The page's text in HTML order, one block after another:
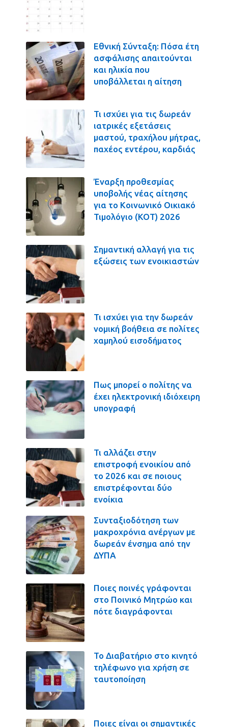
Εθνική Σύνταξη: Πόσα έτη
ασφάλισης απαιτούνται
και ηλικία που
υποβάλλεται η αίτηση
Τι ισχύει για τις δωρεάν
ιατρικές εξετάσεις
μαστού, τραχήλου μήτρας,
παχέος εντέρου, καρδιάς
Έναρξη προθεσμίας
υποβολής νέας αίτησης
για το Κοινωνικό Οικιακό
Τιμολόγιο (ΚΟΤ) 2026
Σημαντική αλλαγή για τις
εξώσεις των ενοικιαστών
Τι ισχύει για την δωρεάν
νομική βοήθεια σε πολίτες
χαμηλού εισοδήματος
Πως μπορεί ο πολίτης να
έχει ηλεκτρονική ιδιόχειρη
υπογραφή
Τι αλλάζει στην
επιστροφή ενοικίου από
το 2026 και σε ποιους
επιστρέφονται δύο
ενοίκια
Συνταξιοδότηση των
μακροχρόνια ανέργων με
δωρεάν ένσημα από την
ΔΥΠΑ
Ποιες ποινές γράφονται
στο Ποινικό Μητρώο και
πότε διαγράφονται
Το Διαβατήριο στο κινητό
τηλέφωνο για χρήση σε
ταυτοποίηση
Ποιες είναι οι σημαντικές